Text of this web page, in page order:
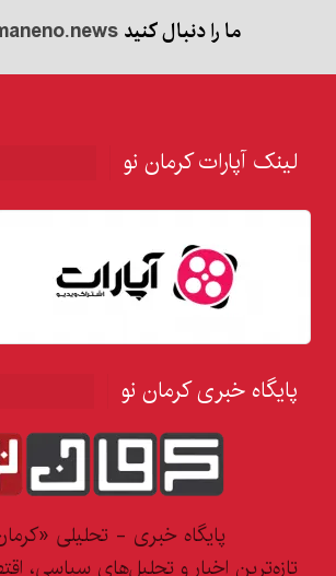
ما را دنبال کنید
لینک آپارات کرمان نو
پایگاه خبری کرمان نو
پایگاه خبری - تحلیلی
تازه‌ترین اخبار و تحلیل‌های سیاسی،